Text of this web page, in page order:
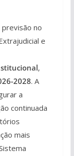
previsão no
e
,
2028. A
a
continuada
mais